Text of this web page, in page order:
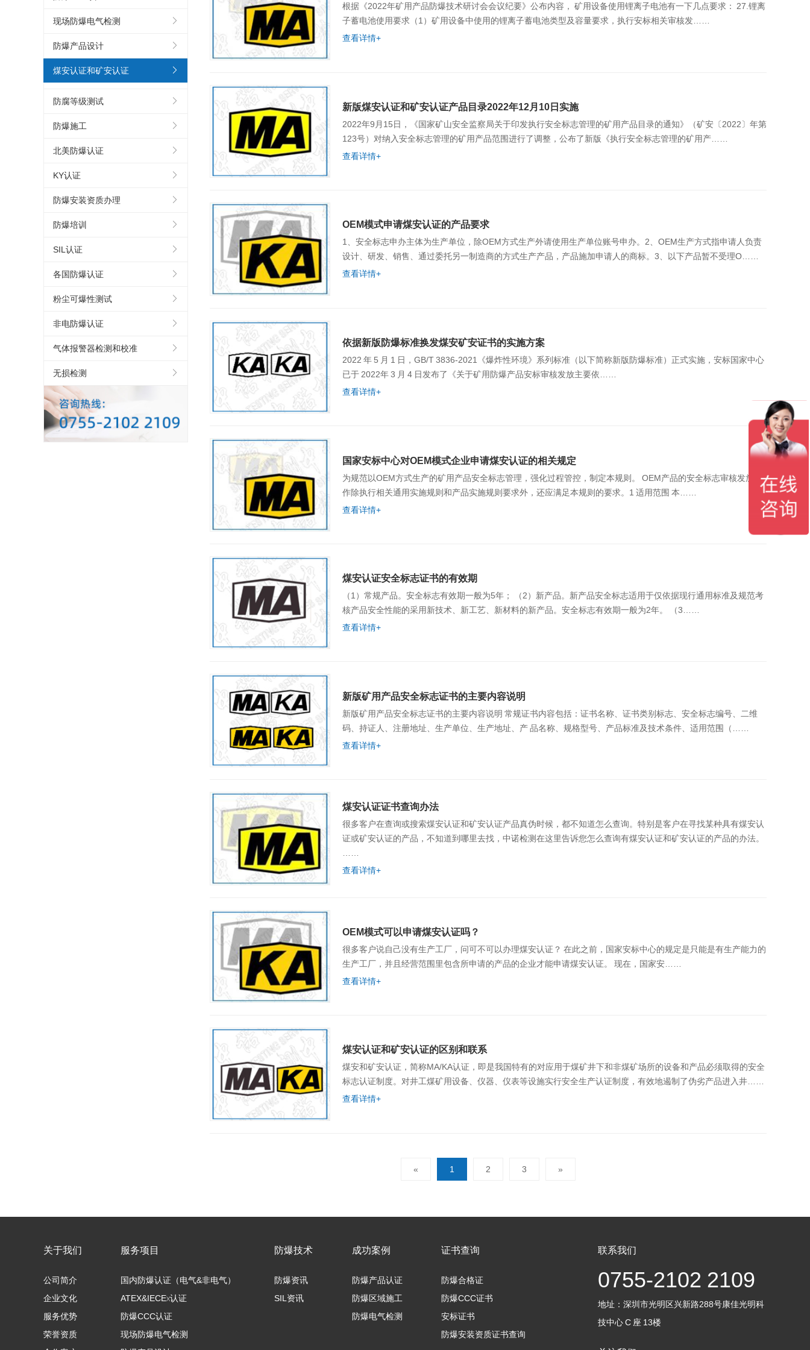
根据《2022年矿用产品防爆技术研讨会会议纪要》公布内容， 矿用设备使用锂离子电池有一下几点要求： 27.锂离
子蓄电池使用要求（1）矿用设备中使用的锂离子蓄电池类型及容量要求，执行安标相关审核发……
查看详情+
新版煤安认证和矿安认证产品目录2022年12月10日实施
2022年9月15日，《国家矿山安全监察局关于印发执行安全标志管理的矿用产品目录的通知》（矿安〔2022〕年第
123号）对纳入安全标志管理的矿用产品范围进行了调整，公布了新版《执行安全标志管理的矿用产……
查看详情+
OEM模式申请煤安认证的产品要求
1、安全标志申办主体为生产单位，除OEM方式生产外请使用生产单位账号申办。2、OEM生产方式指申请人负责
设计、研发、销售、通过委托另一制造商的方式生产产品，产品施加申请人的商标。3、以下产品暂不受理O……
查看详情+
依据新版防爆标准换发煤安矿安证书的实施方案
2022 年 5 月 1 日，GB/T 3836-2021《爆炸性环境》系列标准（以下简称新版防爆标准）正式实施，安标国家中心
已于 2022年 3 月 4 日发布了《关于矿用防爆产品安标审核发放主要依……
查看详情+
国家安标中心对OEM模式企业申请煤安认证的相关规定
为规范以OEM方式生产的矿用产品安全标志管理，强化过程管控，制定本规则。 OEM产品的安全标志审核发放工
作除执行相关通用实施规则和产品实施规则要求外，还应满足本规则的要求。1 适用范围 本……
查看详情+
煤安认证安全标志证书的有效期
（1）常规产品。安全标志有效期一般为5年； （2）新产品。新产品安全标志适用于仅依据现行通用标准及规范考
核产品安全性能的采用新技术、新工艺、新材料的新产品。安全标志有效期一般为2年。 （3……
查看详情+
新版矿用产品安全标志证书的主要内容说明
新版矿用产品安全标志证书的主要内容说明 常规证书内容包括：证书名称、证书类别标志、安全标志编号、二维
码、持证人、注册地址、生产单位、生产地址、产 品名称、规格型号、产品标准及技术条件、适用范围（……
查看详情+
煤安认证证书查询办法
很多客户在查询或搜索煤安认证和矿安认证产品真伪时候，都不知道怎么查询。特别是客户在寻找某种具有煤安认
证或矿安认证的产品，不知道到哪里去找，中诺检测在这里告诉您怎么查询有煤安认证和矿安认证的产品的办法。
……
查看详情+
OEM模式可以申请煤安认证吗？
很多客户说自己没有生产工厂，问可不可以办理煤安认证？ 在此之前，国家安标中心的规定是只能是有生产能力的
生产工厂，并且经营范围里包含所申请的产品的企业才能申请煤安认证。 现在，国家安……
查看详情+
煤安认证和矿安认证的区别和联系
煤安和矿安认证，简称MA/KA认证，即是我国特有的对应用于煤矿井下和非煤矿场所的设备和产品必须取得的安全
标志认证制度。对井工煤矿用设备、仪器、仪表等设施实行安全生产认证制度，有效地遏制了伪劣产品进入井……
查看详情+
« 1 2 3 »
现场防爆电气检测
防爆产品设计
煤安认证和矿安认证
防腐等级测试
防爆施工
北美防爆认证
KY认证
防爆安装资质办理
防爆培训
SIL认证
各国防爆认证
粉尘可爆性测试
非电防爆认证
气体报警器检测和校准
无损检测
关于我们
公司简介
企业文化
服务优势
荣誉资质
服务项目
国内防爆认证（电气&非电气）
ATEX&IECEx认证
防爆CCC认证
现场防爆电气检测
防爆技术
防爆资讯
SIL资讯
成功案例
防爆产品认证
防爆区域施工
防爆电气检测
证书查询
防爆合格证
防爆CCC证书
安标证书
防爆安装资质证书查询
联系我们
0755-2102 2109
地址： 深圳市光明区兴新路288号康佳光明科
技中心 C 座 13楼